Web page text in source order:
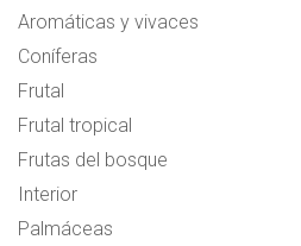
Aromáticas y vivaces
Coníferas
Frutal
Frutal tropical
Frutas del bosque
Interior
Palmáceas